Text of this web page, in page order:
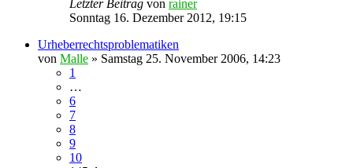
Letzter Beitrag von rainer
Sonntag 16. Dezember 2012, 19:15
Urheberrechtsproblematiken
von Malle » Samstag 25. November 2006, 14:23
1
…
6
7
8
9
10